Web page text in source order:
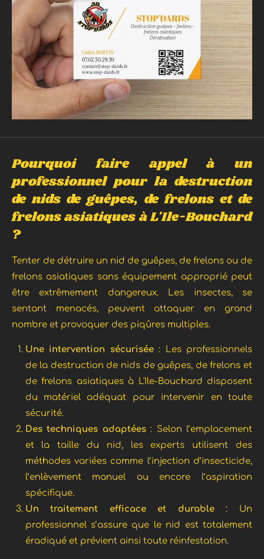
Pourquoi faire appel à un
professionnel pour la destruction
de nids de guêpes, de frelons et de
frelons asiatiques à L'Ile-Bouchard
?
Tenter de détruire un nid de guêpes, de frelons ou de
frelons asiatiques sans équipement approprié peut
être extrêmement dangereux. Les insectes, se
sentant menacés, peuvent attaquer en grand
nombre et provoquer des piqûres multiples.
Une intervention sécurisée : Les professionnels
de la destruction de nids de guêpes, de frelons et
de frelons asiatiques à L'Ile-Bouchard disposent
du matériel adéquat pour intervenir en toute
sécurité.
Des techniques adaptées : Selon l’emplacement
et la taille du nid, les experts utilisent des
méthodes variées comme l’injection d’insecticide,
l’enlèvement manuel ou encore l’aspiration
spécifique.
Un traitement efficace et durable
: Un
professionnel s’assure que le nid est totalement
éradiqué et prévient ainsi toute réinfestation.